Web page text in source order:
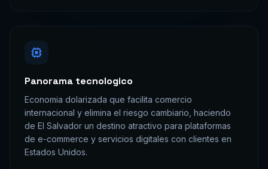
Panorama tecnologico
Economia dolarizada que facilita comercio
internacional y elimina el riesgo cambiario, haciendo
de El Salvador un destino atractivo para plataformas
de e-commerce y servicios digitales con clientes en
Estados Unidos.